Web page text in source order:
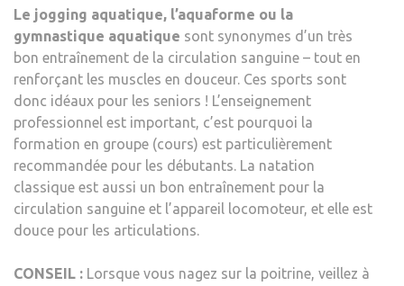
Le jogging aquatique, l’aquaforme ou la
gymnastique aquatique sont synonymes d’un très
bon entraînement de la circulation sanguine – tout en
renforçant les muscles en douceur. Ces sports sont
donc idéaux pour les seniors ! L’enseignement
professionnel est important, c’est pourquoi la
formation en groupe (cours) est particulièrement
recommandée pour les débutants. La natation
classique est aussi un bon entraînement pour la
circulation sanguine et l’appareil locomoteur, et elle est
douce pour les articulations.
CONSEIL : Lorsque vous nagez sur la poitrine, veillez à